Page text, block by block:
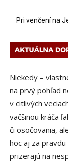
Pri venčení na
Niekedy –
na prvý pohľad
v citlivých
väčšinou kráča
či osočovania,
hoc aj za pravdu
prizerajú na